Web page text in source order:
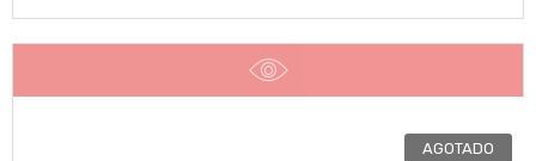
AGOTADO